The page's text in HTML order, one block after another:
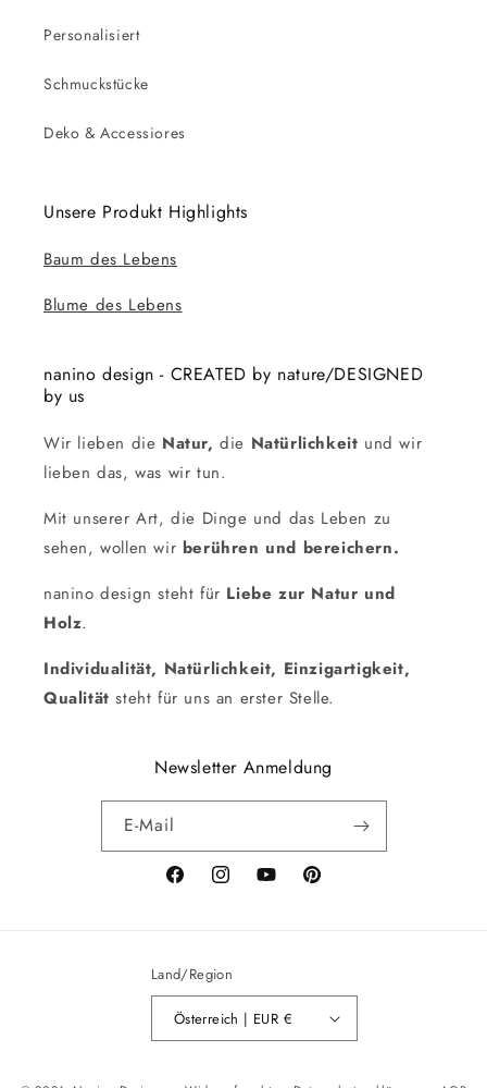
Personalisiert
Schmuckstücke
Deko & Accessiores
Unsere Produkt Highlights
Baum des Lebens
Blume des Lebens
nanino design - CREATED by nature/DESIGNED
by us
Wir lieben die Natur, die Natürlichkeit und wir
lieben das, was wir tun.
Mit unserer Art, die Dinge und das Leben zu
sehen, wollen wir berühren und bereichern.
nanino design steht für Liebe zur Natur und
Holz.
Individualität, Natürlichkeit, Einzigartigkeit,
Qualität steht für uns an erster Stelle.
Newsletter Anmeldung
E-Mail
FacebookInstagramYouTubePinterest
Land/Region
Österreich | EUR €